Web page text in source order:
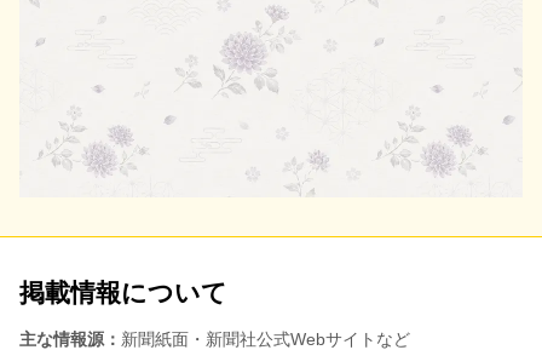
掲載情報について
主な情報源： 新聞紙面・新聞社公式Webサイトなど